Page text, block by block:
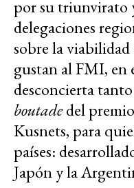
por su triunvirato
delegaciones
sobre la
gustan al FMI, en
desconcierta
boutadedel
Kusnets, para
países:
Japón y la